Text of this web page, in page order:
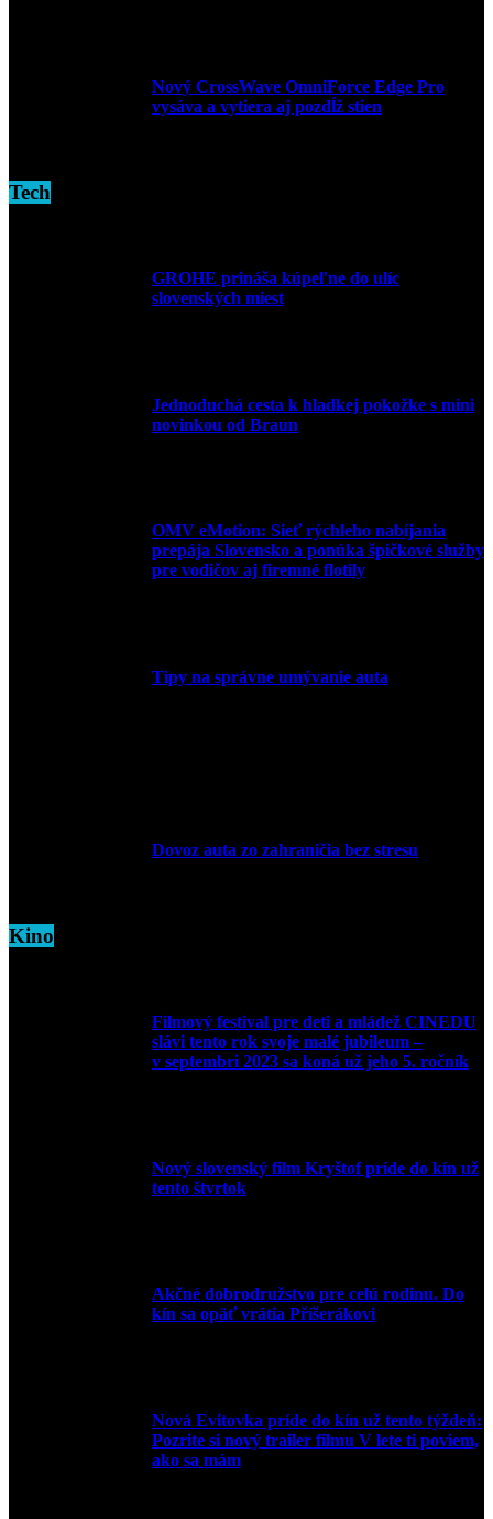
Nový CrossWave OmniForce Edge Pro
vysáva a vytiera aj pozdĺž stien
Tech
GROHE prináša kúpeľne do ulíc
slovenských miest
Jednoduchá cesta k hladkej pokožke s mini
novinkou od Braun
OMV eMotion: Sieť rýchleho nabíjania
prepája Slovensko a ponúka špičkové služby
pre vodičov aj firemné flotily
Tipy na správne umývanie auta
Dovoz auta zo zahraničia bez stresu
Kino
Filmový festival pre deti a mládež CINEDU
slávi tento rok svoje malé jubileum –
v septembri 2023 sa koná už jeho 5. ročník
Nový slovenský film Kryštof príde do kín už
tento štvrtok
Akčné dobrodružstvo pre celú rodinu. Do
kín sa opäť vrátia Příšerákovi
Nová Evitovka príde do kín už tento týždeň:
Pozrite si nový trailer filmu V lete ti poviem,
ako sa mám